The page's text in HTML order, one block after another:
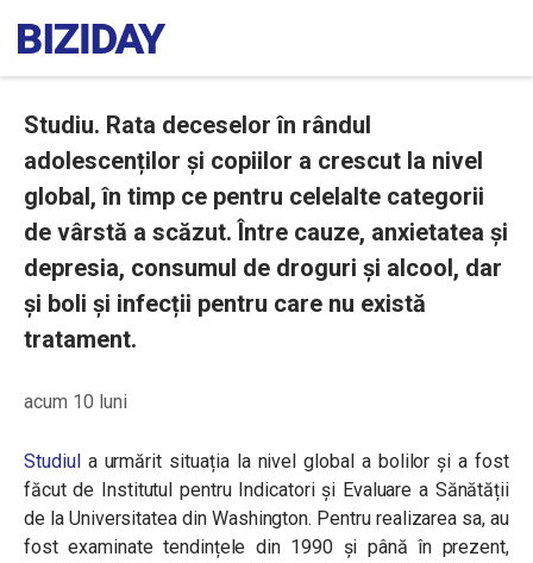
Studiu. Rata deceselor în rândul
adolescenților și copiilor a crescut la nivel
global, în timp ce pentru celelalte categorii
de vârstă a scăzut. Între cauze, anxietatea și
depresia, consumul de droguri și alcool, dar
și boli și infecții pentru care nu există
tratament.
acum 10 luni
Studiula urmărit situația la nivel global a bolilor și a fost
făcut de Institutul pentru Indicatori și Evaluare a Sănătății
de la Universitatea din Washington. Pentru realizarea sa, au
fost examinate tendințele din 1990 și până în prezent,